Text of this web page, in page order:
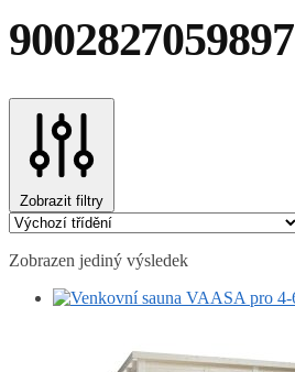
9002827059897
Zobrazit filtry
Zobrazen jediný výsledek